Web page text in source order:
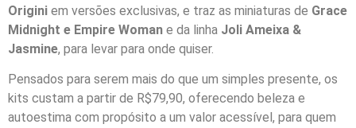
Origini em versões exclusivas, e traz as miniaturas de Grace
Midnight e Empire Woman e da linha Joli Ameixa &
Jasmine, para levar para onde quiser.
Pensados para serem mais do que um simples presente, os
kits custam a partir de R$79,90, oferecendo beleza e
autoestima com propósito a um valor acessível, para quem